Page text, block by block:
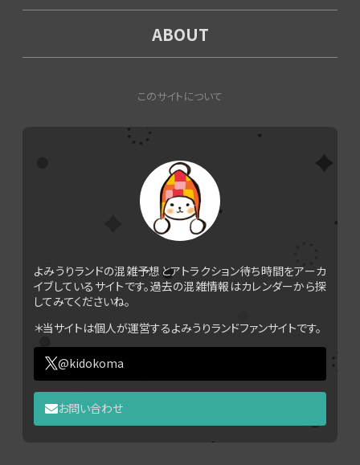
ABOUT
このサイトについて
よみうりランドの混雑予想とアトラクション待ち時間をアーカ
イブしているサイトです。過去の混雑情報はカレンダーから探
してみてくださいね。
＊当サイトは個人が運営するよみうりランドファンサイトです。
@kidokoma
お問い合わせ